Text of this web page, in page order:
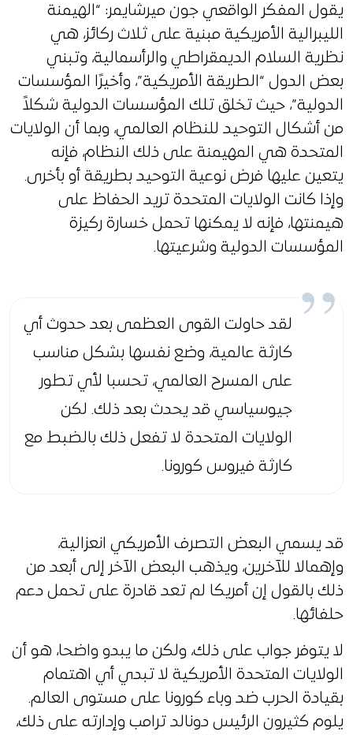
يقول المفكر الواقعي جون ميرشايمر: “الهيمنة
الليبرالية الأمريكية مبنية على ثلاث ركائز، هي
نظرية السلام الديمقراطي والرأسمالية، وتبني
بعض الدول “الطريقة الأمريكية”، وأخيرًا المؤسسات
الدولية”، حيث تخلق تلك المؤسسات الدولية شكلاً
من أشكال التوحيد للنظام العالمي، وبما أن الولايات
المتحدة هي المهيمنة على ذلك النظام، فإنه
يتعين عليها فرض نوعية التوحيد بطريقة أو بأخرى.
وإذا كانت الولايات المتحدة تريد الحفاظ على
هيمنتها، فإنه لا يمكنها تحمل خسارة ركيزة
المؤسسات الدولية وشرعيتها.
لقد حاولت القوى العظمى بعد حدوث أي
كارثة عالمية، وضع نفسها بشكل مناسب
على المسرح العالمي، تحسبا لأي تطور
جيوسياسي قد يحدث بعد ذلك. لكن
الولايات المتحدة لا تفعل ذلك بالضبط مع
كارثة فيروس كورونا.
قد يسمي البعض التصرف الأمريكي انعزالية،
وإهمالا للآخرين، ويذهب البعض الآخر إلى أبعد من
ذلك بالقول إن أمريكا لم تعد قادرة على تحمل دعم
حلفائها.
لا يتوفر جواب على ذلك، ولكن ما يبدو واضحا، هو أن
الولايات المتحدة الأمريكية لا تبدي أي اهتمام
بقيادة الحرب ضد وباء كورونا على مستوى العالم.
يلوم كثيرون الرئيس دونالد ترامب وإدارته على ذلك،